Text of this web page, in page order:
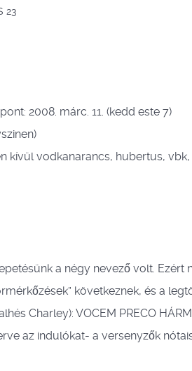
23
2008. márc. 11. (kedd este 7)
kívül vodkanarancs, hubertus, vbk,
a négy nevező volt.
következnek, és a
Charley): VOCEM PRECO
az indulókat- a versenyzők